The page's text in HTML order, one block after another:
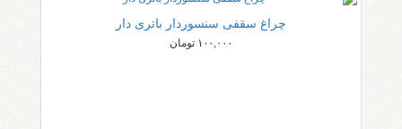
چراغ سقفی سنسوردار باتری دار
۱۰۰,۰۰۰ تومان